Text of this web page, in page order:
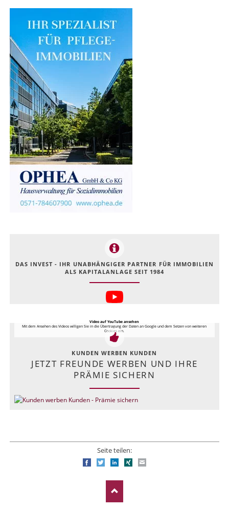
DAS INVEST - IHR UNABHÄNGIGER PARTNER FÜR IMMOBILIEN
ALS KAPITALANLAGE SEIT 1984
Video auf YouTube ansehen
Mit dem Ansehen des Videos willigen Sie in die Übertragung der Daten an Google und dem Setzen von weiteren
Cookies ein.
KUNDEN WERBEN KUNDEN
JETZT FREUNDE WERBEN UND IHRE
PRÄMIE SICHERN
Seite teilen:
FacebookTwitterLinkedIn
Xing